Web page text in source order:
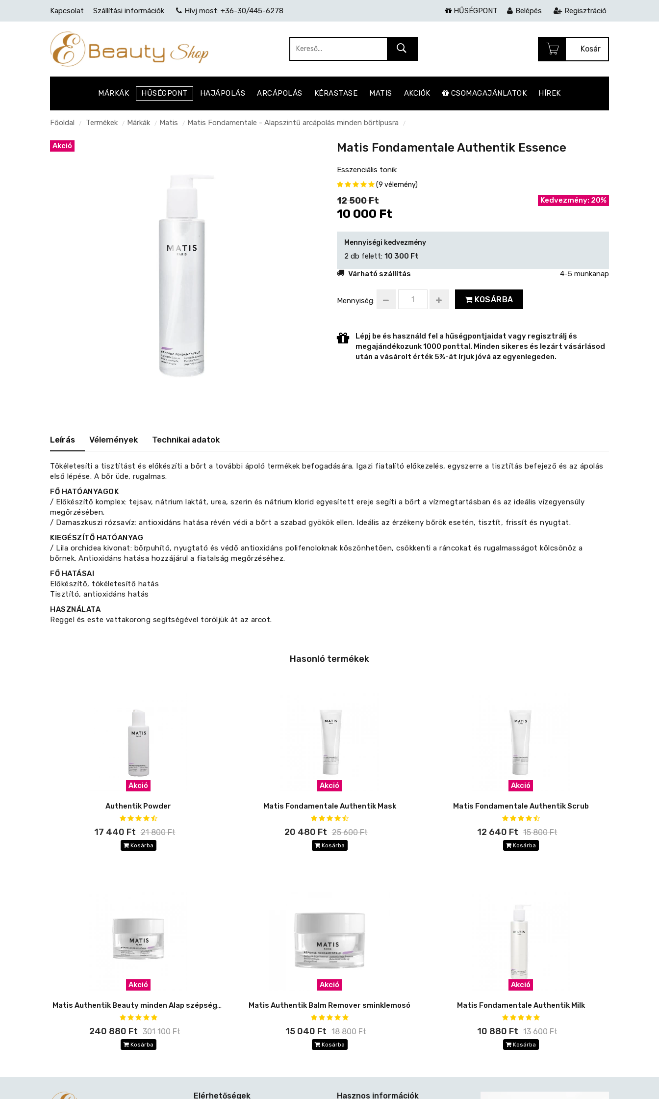
Kapcsolat Szállítási információk Hívj most: +36-30/445-6278 HŰSÉGPONT Belépés Regisztráció
Kosár
MÁRKÁK HŰSÉGPONT HAJÁPOLÁS ARCÁPOLÁS KÉRASTASE MATIS AKCIÓK CSOMAGAJÁNLATOK HÍREK
Főoldal / Termékek / Márkák / Matis / Matis Fondamentale - Alapszintű arcápolás minden bőrtípusra /
Akció Matis Fondamentale Authentik Essence
Esszenciális tonik
(9 vélemény)
12 500 Ft
10 000 Ft
Kedvezmény: 20%
Mennyiségi kedvezmény
2 db felett: 10 300 Ft
Várható szállítás
4-5 munkanap
Mennyiség: KOSÁRBA
Lépj be és használd fel a hűségpontjaidat vagy regisztrálj és
megajándékozunk 1000 ponttal. Minden sikeres és lezárt vásárlásod
után a vásárolt érték 5%-át írjuk jóvá az egyenlegeden.
Leírás Vélemények Technikai adatok
Tökéletesíti a tisztítást és előkészíti a bőrt a további ápoló termékek befogadására. Igazi fiatalító előkezelés, egyszerre a tisztítás befejező és az ápolás
első lépése. A bőr üde, rugalmas.
FŐ HATÓANYAGOK
/ Előkészítő komplex: tejsav, nátrium laktát, urea, szerin és nátrium klorid egyesített ereje segíti a bőrt a vízmegtartásban és az ideális vízegyensúly
megőrzésében.
/ Damaszkuszi rózsavíz: antioxidáns hatása révén védi a bőrt a szabad gyökök ellen. Ideális az érzékeny bőrök esetén, tisztít, frissít és nyugtat.
KIEGÉSZÍTŐ HATÓANYAG
/ Lila orchidea kivonat: bőrpuhító, nyugtató és védő antioxidáns polifenoloknak köszönhetően, csökkenti a ráncokat és rugalmasságot kölcsönöz a
bőrnek. Antioxidáns hatása hozzájárul a fiatalság megőrzéséhez.
FŐ HATÁSAI
Előkészítő, tökéletesítő hatás
Tisztító, antioxidáns hatás
HASZNÁLATA
Reggel és este vattakorong segítségével töröljük át az arcot.
Hasonló termékek
Akció
Authentik Powder
17 440 Ft 21 800 Ft
Kosárba
Akció
Matis Fondamentale Authentik Mask
20 480 Ft 25 600 Ft
Kosárba
Akció
Matis Fondamentale Authentik Scrub
12 640 Ft 15 800 Ft
Kosárba
Akció
Matis Authentik Beauty minden Alap szépségkezelő krém
240 880 Ft 301 100 Ft
Kosárba
Akció
Matis Authentik Balm Remover sminklemosó
15 040 Ft 18 800 Ft
Kosárba
Akció
Matis Fondamentale Authentik Milk
10 880 Ft 13 600 Ft
Kosárba
Elérhetőségek Hasznos információk